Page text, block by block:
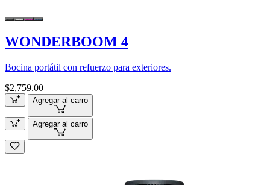
WONDERBOOM 4
Bocina portátil con refuerzo para exteriores.
$2,759.00
Agregar al carro
Agregar al carro